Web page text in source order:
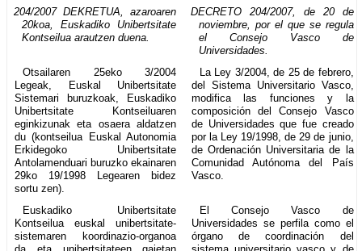
204/2007 DEKRETUA, azaroaren
20koa, Euskadiko Unibertsitate
Kontseilua arautzen duena.
DECRETO 204/2007, de 20 de
noviembre, por el que se regula
el Consejo Vasco de
Universidades.
Otsailaren 25eko 3/2004
Legeak, Euskal Unibertsitate
Sistemari buruzkoak, Euskadiko
Unibertsitate Kontseiluaren
eginkizunak eta osaera aldatzen
du (kontseilua Euskal Autonomia
Erkidegoko Unibertsitate
Antolamenduari buruzko ekainaren
29ko 19/1998 Legearen bidez
sortu zen).
La Ley 3/2004, de 25 de febrero,
del Sistema Universitario Vasco,
modifica las funciones y la
composición del Consejo Vasco
de Universidades que fue creado
por la Ley 19/1998, de 29 de junio,
de Ordenación Universitaria de la
Comunidad Autónoma del País
Vasco.
Euskadiko Unibertsitate
Kontseilua euskal unibertsitate-
sistemaren koordinazio-organoa
El Consejo Vasco de
Universidades se perfila como el
órgano de coordinación del